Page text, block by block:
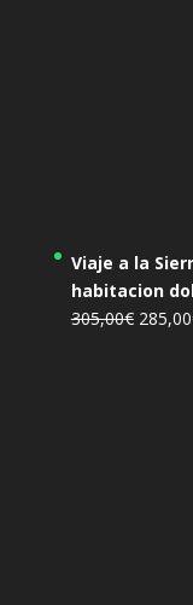
Viaje a la
habitacion
305,00€ El
285,00